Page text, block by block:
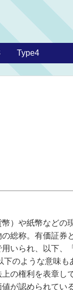
Type4
）や紙幣などの
総称。有価証券
いられ、以下、
のような意味
の権利を表章し
が認められてい